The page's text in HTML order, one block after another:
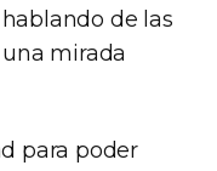
de las
mirada
para poder